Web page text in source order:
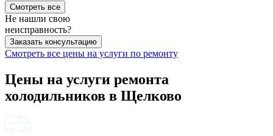
Смотреть все
Не нашли свою
неисправность?
Заказать консультацию
Смотреть все цены на услуги по ремонту
Цены на услуги ремонта
холодильников в Щелково